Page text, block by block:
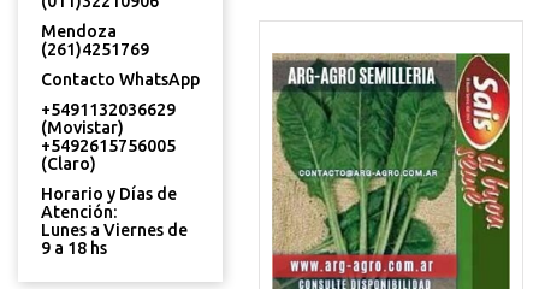
Mendoza
(261)4251769
Contacto WhatsApp
+5491132036629
(Movistar)
+5492615756005
(Claro)
Horario y Días de
Atención:
Lunes a Viernes de
9 a 18 hs